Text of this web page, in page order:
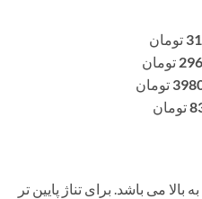
تومان
تومان
تومان
تومان
فوق برای تناژ 2 تن به بالا می باشد. برای تناژ پایین تر